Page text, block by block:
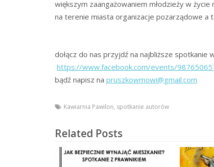
większym zaangażowaniem młodzieży w
na terenie miasta organizacje pozarządowe a
dołącz do nas przyjdź na najbliższe spotkanie
https://www.facebook.com/events/
bądź napisz na pruszkowmowi@gmail.com
Kawiarnia Pawilon, spotkanie autorów
Related Posts